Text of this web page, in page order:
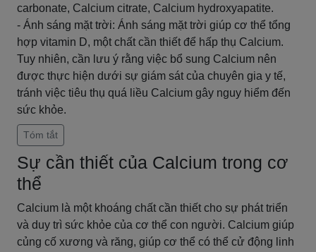
carbonate, Calcium citrate, Calcium hydroxyapatite.
- Ánh sáng mặt trời: Ánh sáng mặt trời giúp cơ thể tổng
hợp vitamin D, một chất cần thiết để hấp thụ Calcium.
Tuy nhiên, cần lưu ý rằng việc bổ sung Calcium nên
được thực hiện dưới sự giám sát của chuyên gia y tế,
tránh việc tiêu thụ quá liều Calcium gây nguy hiểm đến
sức khỏe.
Tóm tắt
Sự cần thiết của Calcium trong cơ
thể
Calcium là một khoáng chất cần thiết cho sự phát triển
và duy trì sức khỏe của cơ thể con người. Calcium giúp
củng cố xương và răng, giúp cơ thể có thể cử động linh